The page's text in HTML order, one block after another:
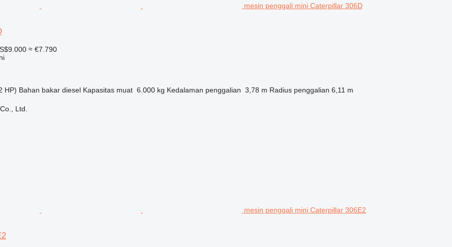
mesin penggali mini Caterpillar 306D
≈ €7.790
HP) Bahan bakar diesel Kapasitas muat 6.000 kg Kedalaman penggalian 3,78 m Radius penggalian 6,11 m
Ltd.
mesin penggali mini Caterpillar 306E2